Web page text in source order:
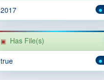
2017
Has File(s)
true